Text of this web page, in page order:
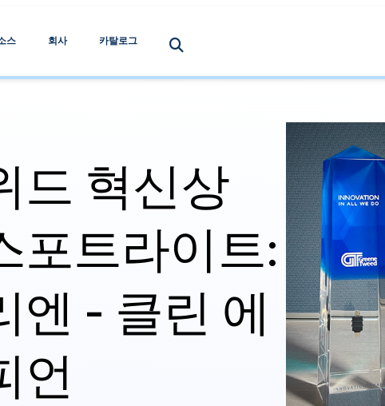
스 회사 카탈로그
드 혁신상
포트라이트:
엔 - 클린 에
언